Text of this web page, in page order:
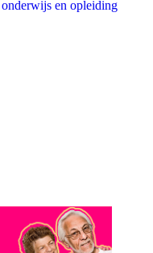
en opleiding